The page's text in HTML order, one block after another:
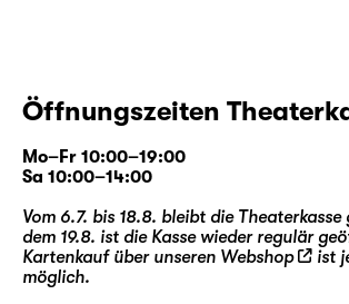
Öffnungszeiten
Mo–Fr 10:00–19:00
Sa 10:00–14:00
Vom 6.7. bis 18.8. bleibt die Theaterkasse
dem 19.8. ist die Kasse wieder regulär
Kartenkauf über unseren Webshop
ist
möglich.